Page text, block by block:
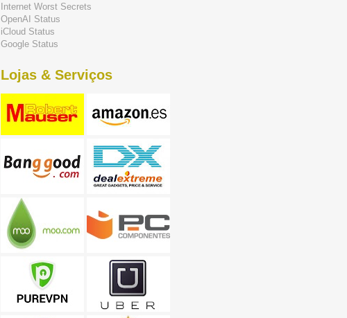
Internet Worst Secrets
OpenAI Status
iCloud Status
Google Status
Lojas & Serviços